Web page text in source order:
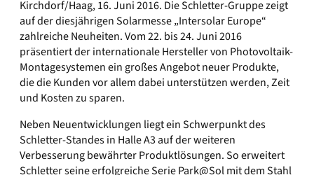
Kirchdorf/Haag, 16. Juni 2016. Die Schletter-Gruppe zeigt
auf der diesjährigen Solarmesse „Intersolar Europe“
zahlreiche Neuheiten. Vom 22. bis 24. Juni 2016
präsentiert der internationale Hersteller von Photovoltaik-
Montagesystemen ein großes Angebot neuer Produkte,
die die Kunden vor allem dabei unterstützen werden, Zeit
und Kosten zu sparen.
Neben Neuentwicklungen liegt ein Schwerpunkt des
Schletter-Standes in Halle A3 auf der weiteren
Verbesserung bewährter Produktlösungen. So erweitert
Schletter seine erfolgreiche Serie Park@Sol mit dem Stahl